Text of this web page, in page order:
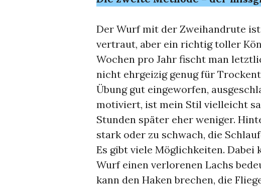
Der Wurf mit der Zweihandrute
vertraut, aber ein richtig toller
Wochen pro Jahr fischt man
nicht ehrgeizig genug für
Übung gut eingeworfen,
motiviert, ist mein Stil vielleicht
Stunden später eher weniger.
stark oder zu schwach, die
Es gibt viele Möglichkeiten.
Wurf einen verlorenen Lachs
kann den Haken brechen, die